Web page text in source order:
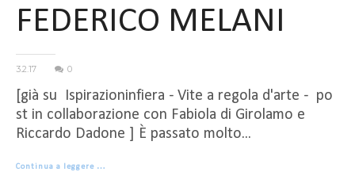
FEDERICO MELANI
3.2.17 0
[già su Ispirazioninfiera - Vite a regola d'arte - po
st in collaborazione con Fabiola di Girolamo e
Riccardo Dadone ] È passato molto...
Continua a leggere …